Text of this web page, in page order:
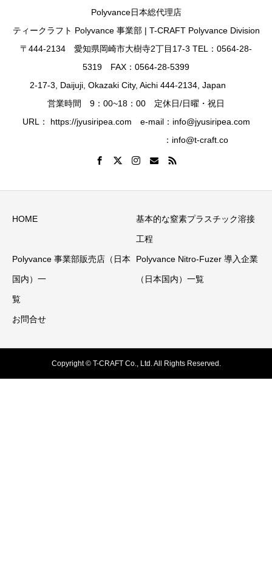
Polyvance日本総代理店
ティークラフト Polyvance 事業部 | T-CRAFT Polyvance Division
〒444-2134 愛知県岡崎市大樹寺2丁目17-3 TEL：0564-28-
5319 FAX：0564-28-5399
2-17-3, Daijuji, Okazaki City, Aichi 444-2134, Japan
営業時間 9：00~18：00 定休日/日曜・祝日
URL： https://jyusiripea.com e-mail：info@jyusiripea.com
：info@t-craft.co
HOME 基本的な窒素プラスチック溶接
工程
Polyvance 事業部販売店（日本
国内）一
覧
Polyvance Nitro-Fuzer 導入企業
（日本国内）一覧
お問合せ
Copyright © T-CRAFT Co., Ltd. All Rights Reserved.